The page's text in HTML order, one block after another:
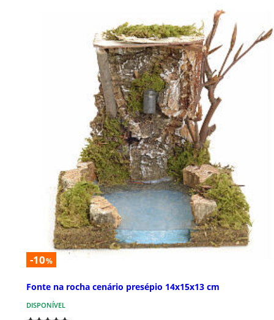
-10%
Fonte na rocha cenário presépio 14x15x13 cm
DISPONÍVEL